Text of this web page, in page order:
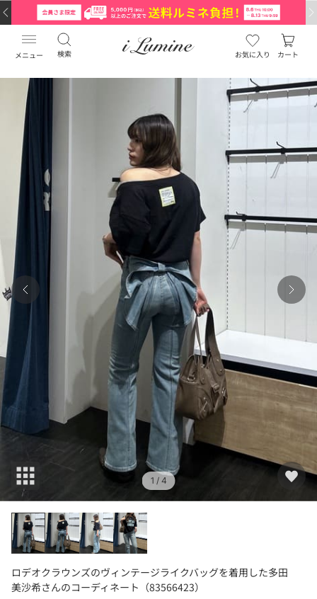
メニュー 検索 お気に入り カート
1 / 4
ロデオクラウンズのヴィンテージライクバッグを着用した多田
美沙希さんのコーディネート（83566423）